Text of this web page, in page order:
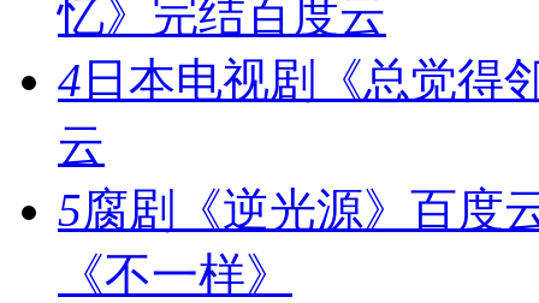
忆》完结百度云
4 日本电视剧《总觉得
云
5腐剧《逆光源》百度
《不一样》